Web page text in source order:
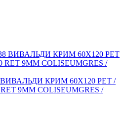
ВИВАЛЬДИ КРИМ 60X120 РЕТ /
9MM COLISEUMGRES /